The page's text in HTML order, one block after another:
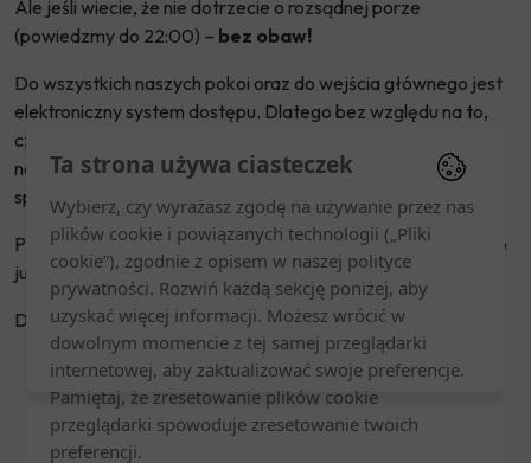
Ale jeśli wiecie, że nie dotrzecie o rozsądnej porze
(powiedzmy do 22:00) – bez obaw!
Do wszystkich naszych pokoi oraz do wejścia głównego jest
elektroniczny system dostępu. Dlatego bez względu na to,
czy przyjedziecie o 23:00, o północy, czy o 3 w nocy po
nocnej jeździe przez pół Polski – zameldujecie się sami,
spokojnie, bez pukania do drzwi i budzenia kogokolwiek.
Przed przyjazdem dostaniecie SMS-a z instrukcją. Reszta to
już tylko otwarcie drzwi i padnięcie do łóżka.
Dobranoc!
Ta strona używa ciasteczek
Wybierz, czy wyrażasz zgodę na używanie przez nas
plików cookie i powiązanych technologii („Pliki
cookie”), zgodnie z opisem w naszej polityce
prywatności. Rozwiń każdą sekcję poniżej, aby
uzyskać więcej informacji. Możesz wrócić w
dowolnym momencie z tej samej przeglądarki
internetowej, aby zaktualizować swoje preferencje.
Pamiętaj, że zresetowanie plików cookie
przeglądarki spowoduje zresetowanie twoich
preferencji.